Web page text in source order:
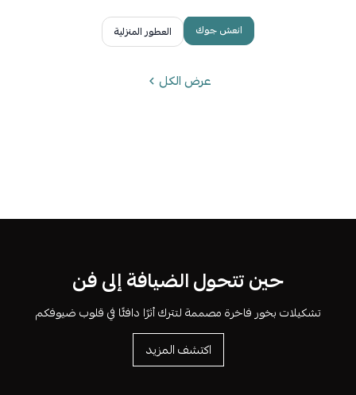
انعش جوك العطور المنزلية
عرض الكل
حين تتحول الضيافة إلى فن
تشكيلات بخور فاخرة مصممة لتترك أثرًا دافئًا في قلوب ضيوفكم
اكتشف المزيد